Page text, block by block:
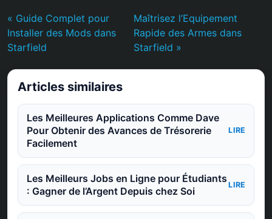
« Guide Complet pour
Installer des Mods dans
Starfield
Maîtrisez l’Equipement
Rapide des Armes dans
Starfield »
Articles similaires
Les Meilleures Applications Comme Dave
Pour Obtenir des Avances de Trésorerie
Facilement
LIRE
Les Meilleurs Jobs en Ligne pour Étudiants
: Gagner de l’Argent Depuis chez Soi
LIRE